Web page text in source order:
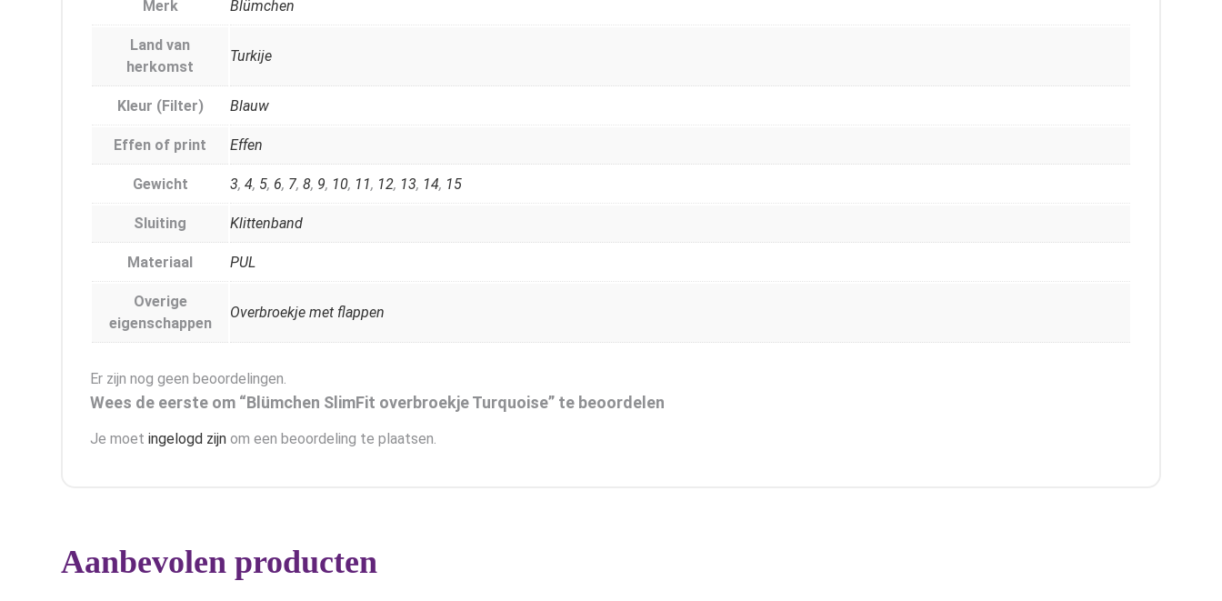
Merk
Blümchen
Land van
herkomst
Turkije
Kleur (Filter) Blauw
Effen of print Effen
Gewicht 3, 4, 5, 6, 7, 8, 9, 10, 11, 12, 13, 14, 15
Sluiting Klittenband
Materiaal PUL
Overige
eigenschappen
Overbroekje met flappen
Er zijn nog geen beoordelingen.
Wees de eerste om “Blümchen SlimFit overbroekje Turquoise” te beoordelen
Je moet ingelogd zijn om een beoordeling te plaatsen.
Aanbevolen producten